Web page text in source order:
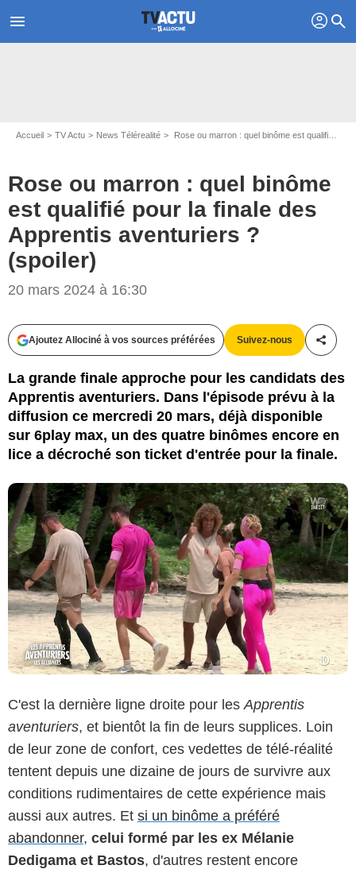
menu profil search
Accueil TV Actu News Télérealité Rose ou marron : quel binôme est qualifié pour la finale des Apprentis aventuriers ? (spoiler)
Rose ou marron : quel binôme
est qualifié pour la finale des
Apprentis aventuriers ?
(spoiler)
20 mars 2024 à 16:30
Ajoutez Allociné à vos sources préférées Suivez-nous
La grande finale approche pour les candidats des
Apprentis aventuriers. Dans l'épisode prévu à la
diffusion ce mercredi 20 mars, déjà disponible
sur 6play max, un des quatre binômes encore en
lice a décroché son ticket d'entrée pour la finale.
C'est la dernière ligne droite pour les Apprentis
aventuriers, et bientôt la fin de leurs supplices. Loin
de leur zone de confort, ces vedettes de télé-réalité
tentent depuis une dizaine de jours de survivre aux
conditions rudimentaires de cette expérience mais
aussi aux autres. Et si un binôme a préféré
abandonner, celui formé par les ex Mélanie
Dedigama et Bastos, d'autres restent encore